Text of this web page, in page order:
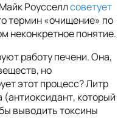
Роусселлсоветует
термин «очищение» по
неконкретное понятие.
работу печени. Она,
но
этот процесс? Литр
который
выводить токсины